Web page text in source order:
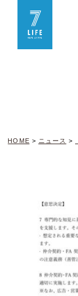
HOME > ニュース >